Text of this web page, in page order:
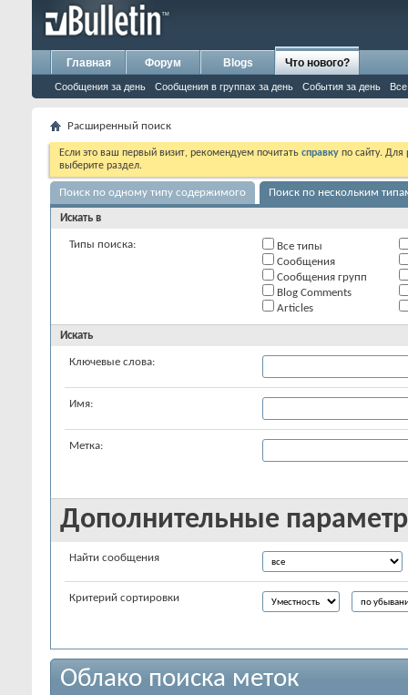
Главная Форум Blogs Что нового?
Сообщения за день Сообщения в группах за день События за день
Расширенный поиск
Если это ваш первый визит, рекомендуем почитать справку по сайту.
выберите раздел.
Поиск по одному типу содержимого Поиск по нескольким
Искать в
Типы поиска:
Все типы
Сообщения
Сообщения групп
Blog Comments
Articles
Искать
Ключевые слова:
Имя:
Метка:
Дополнительные
Найти сообщения
Критерий сортировки
Облако поиска меток